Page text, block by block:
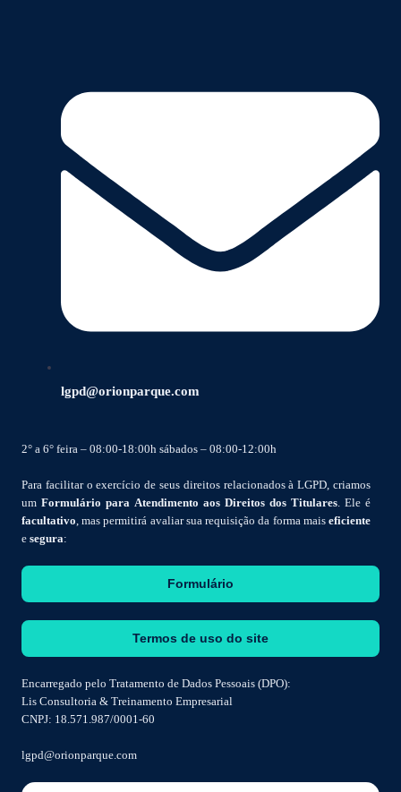
lgpd@orionparque.com
2° a 6° feira – 08:00-18:00h sábados – 08:00-12:00h
Para facilitar o exercício de seus direitos relacionados à LGPD, criamos
um Formulário para Atendimento aos Direitos dos Titulares. Ele é
facultativo, mas permitirá avaliar sua requisição da forma mais eficiente
e segura:
Formulário
Termos de uso do site
Encarregado pelo Tratamento de Dados Pessoais (DPO):
Lis Consultoria & Treinamento Empresarial
CNPJ: 18.571.987/0001-60
lgpd@orionparque.com